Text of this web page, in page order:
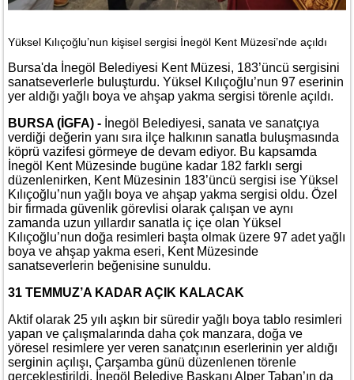
Yüksel Kılıçoğlu’nun kişisel sergisi İnegöl Kent Müzesi’nde açıldı
Bursa'da İnegöl Belediyesi Kent Müzesi, 183’üncü sergisini
sanatseverlerle buluşturdu. Yüksel Kılıçoğlu’nun 97 eserinin
yer aldığı yağlı boya ve ahşap yakma sergisi törenle açıldı.
BURSA (İGFA) - İnegöl Belediyesi, sanata ve sanatçıya
verdiği değerin yanı sıra ilçe halkının sanatla buluşmasında
köprü vazifesi görmeye de devam ediyor. Bu kapsamda
İnegöl Kent Müzesinde bugüne kadar 182 farklı sergi
düzenlenirken, Kent Müzesinin 183’üncü sergisi ise Yüksel
Kılıçoğlu’nun yağlı boya ve ahşap yakma sergisi oldu. Özel
bir firmada güvenlik görevlisi olarak çalışan ve aynı
zamanda uzun yıllardır sanatla iç içe olan Yüksel
Kılıçoğlu’nun doğa resimleri başta olmak üzere 97 adet yağlı
boya ve ahşap yakma eseri, Kent Müzesinde
sanatseverlerin beğenisine sunuldu.
31 TEMMUZ’A KADAR AÇIK KALACAK
Aktif olarak 25 yılı aşkın bir süredir yağlı boya tablo resimleri
yapan ve çalışmalarında daha çok manzara, doğa ve
yöresel resimlere yer veren sanatçının eserlerinin yer aldığı
serginin açılışı, Çarşamba günü düzenlenen törenle
gerçekleştirildi. İnegöl Belediye Başkanı Alper Taban’ın da